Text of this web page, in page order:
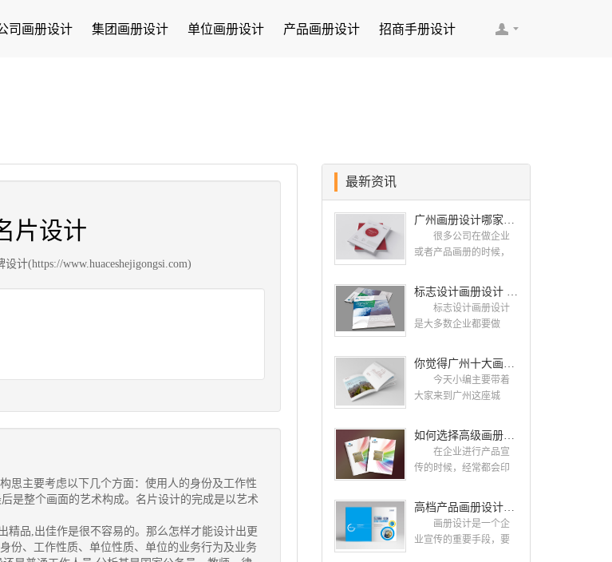
司画册设计 集团画册设计 单位画册设计 产品画册设计 招商手册设计
片设计
计(https://www.huaceshejigongsi.com)
思主要考虑以下几个方面：使用人的身份及工作性
是整个画面的艺术构成。 名片设计的完成是以艺术
精品,出佳作是很不容易的。那么怎样才能设计出更
份、工作性质、单位性质、单位的业务行为及业务
最新资讯
广州画册设计哪家公司好？我们推荐古柏品牌设计
很多公司在做企业
或者产品画册的时候，
公司，这样设计出来的
画册，才能让人眼前一
亮，才能够给公司带来
计找哪家公司。 广
州画册设计哪家公司
好？本地人都会选择古
柏品牌设计有限公司成
立于2004年，是由一群
专业、独特的IT精英组
贴网络时代的发展潮
流，对中国网络应用的
现状和趋势有很深的...
标志设计画册设计 对标志设计有哪些原则呢？
标志设计画册设计
是大多数企业都要做
一个企业的门面形象，
而画册就是作为宣传，
把企业的形象和活动更
不能缺少的。标志设计
画册设计 简练、概
括、完美!即要成功到几
案的程度是我们的目
标，其难度比之其它任
何艺术设计都要大得
你觉得广州十大画册设计公司的排名真的重要吗？
今天小编主要带着
大家来到广州这座城
设计公司是那些?古柏品
牌提供画册设计，宣传
册设计,排版设计，画册
广州集团/单位/产品/目录
画册设计/印刷公司。相
信不少喜欢设计的小伙
如何选择高级画册设计公司 怎么制作高级企业画册
在企业进行产品宣
传的时候，经常都会印
要找一家出色的画册制
作公司。下面古柏品牌
设计就给大家说说如何
高档产品画册设计的有哪些小技巧
画册设计是一个企
业宣传的重要手段，要